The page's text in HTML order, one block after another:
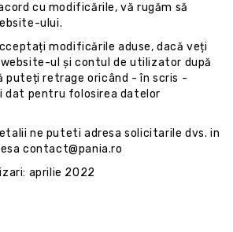
cu modificările, vă rugăm să
ului.
modificările aduse, dacă veți
ul și contul de utilizator după
puteți retrage oricând - în scris -
dat pentru folosirea datelor
ne puteti adresa solicitarile dvs. in
contact@pania.ro
aprilie 2022